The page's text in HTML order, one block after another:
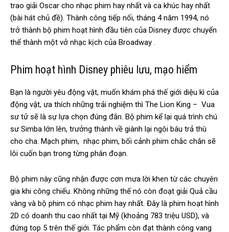
trao giải Oscar cho nhạc phim hay nhất và ca khúc hay nhất
(bài hát chủ đề). Thành công tiếp nối, tháng 4 năm 1994, nó
trở thành bộ phim hoạt hình đầu tiên của Disney được chuyển
thể thành một vở nhạc kịch của Broadway .
Phim hoạt hình Disney phiêu lưu, mạo hiểm
Bạn là người yêu động vật, muốn khám phá thế giới diệu kì của
động vật, ưa thích những trải nghiệm thì The Lion King – Vua
sư tử sẽ là sự lựa chọn đúng đắn. Bộ phim kể lại quá trình chú
sư Simba lớn lên, trưởng thành về giành lại ngôi báu trả thù
cho cha. Mạch phim, nhạc phim, bối cảnh phim chắc chắn sẽ
lôi cuốn bạn trong từng phân đoạn.
Bộ phim này cũng nhận được cơn mưa lời khen từ các chuyên
gia khi công chiếu. Không những thế nó còn đoạt giải Quả cầu
vàng và bộ phim có nhạc phim hay nhất. Đây là phim hoạt hình
2D có doanh thu cao nhất tại Mỹ (khoảng 783 triệu USD), và
đứng top 5 trên thế giới. Tác phẩm còn đạt thành công vang